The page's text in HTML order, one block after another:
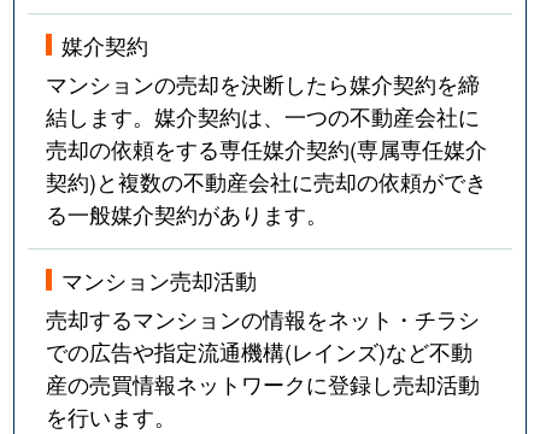
媒介契約
マンションの売却を決断したら媒介契約を締
結します。媒介契約は、一つの不動産会社に
売却の依頼をする専任媒介契約(専属専任媒介
契約)と複数の不動産会社に売却の依頼ができ
る一般媒介契約があります。
マンション売却活動
売却するマンションの情報をネット・チラシ
での広告や指定流通機構(レインズ)など不動
産の売買情報ネットワークに登録し売却活動
を行います。